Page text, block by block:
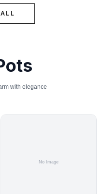
with elegance